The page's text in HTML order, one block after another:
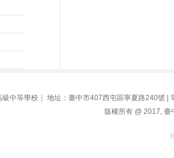
級中等學校｜ 地址：臺中市407西屯區寧夏路240
版權所有 @ 2017,